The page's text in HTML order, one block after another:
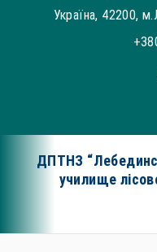
Україна, 42200,
ДПТНЗ
училище